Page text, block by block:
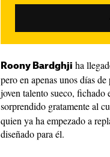
Roony Bardghji ha
pero en apenas unos días
joven talento sueco, fichado
sorprendido gratamente al
quien ya ha empezado a
diseñado para él.